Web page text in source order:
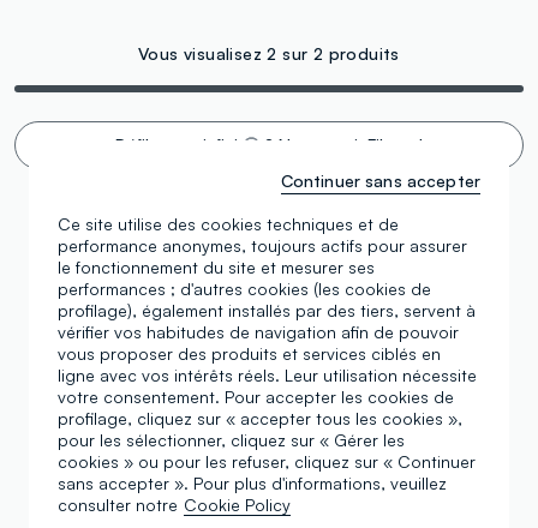
Vous visualisez 2 sur 2 produits
Défilement infini 🙄 ? Non merci. Filtrez !
Ce site utilise des cookies techniques et de
performance anonymes, toujours actifs pour assurer
le fonctionnement du site et mesurer ses
performances ; d'autres cookies (les cookies de
profilage), également installés par des tiers, servent à
vérifier vos habitudes de navigation afin de pouvoir
vous proposer des produits et services ciblés en
ligne avec vos intérêts réels. Leur utilisation nécessite
votre consentement. Pour accepter les cookies de
profilage, cliquez sur « accepter tous les cookies »,
pour les sélectionner, cliquez sur « Gérer les
cookies » ou pour les refuser, cliquez sur « Continuer
sans accepter ». Pour plus d'informations, veuillez
consulter notre Cookie Policy
Continuer sans accepter